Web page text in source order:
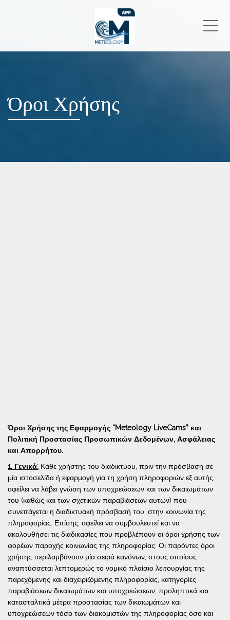
Όροι Χρήσης
Όροι Χρήσης της Εφαρμογής “Meteology LiveCams” και
Πολιτική Προστασίας Προσωπικών Δεδομένων, Ασφάλειας
και Απορρήτου.
1. Γενικά: Κάθε χρήστης του διαδικτύου, πριν την πρόσβαση σε
μία ιστοσελίδα ή εφαρμογή για τη χρήση πληροφοριών εξ αυτής,
οφείλει να λάβει γνώση των υποχρεώσεων και των δικαιωμάτων
του (καθώς και των σχετικών παραβιάσεων αυτών) που
συνεπάγεται η διαδικτυακή πρόσβασή του, στην κοινωνία της
πληροφορίας. Επίσης, οφείλει να συμβουλευτεί και να
ακολουθήσει τις διαδικασίες που προβλέπουν οι όροι χρήσης των
φορέων παροχής κοινωνίας της πληροφορίας. Οι παρόντες όροι
χρήσης περιλαμβάνουν μία σειρά κανόνων, στους οποίους
αναπτύσσεται λεπτομερώς το νομικό πλαίσιο λειτουργίας της
παρεχόμενης και διαχειριζόμενης πληροφορίας, κατηγορίες
παραβιάσεων δικαιωμάτων και υποχρεώσεων, προληπτικά και
κατασταλτικά μέτρα προστασίας των δικαιωμάτων και
υποχρεώσεων τόσο των διακομιστών της πληροφορίας όσο και